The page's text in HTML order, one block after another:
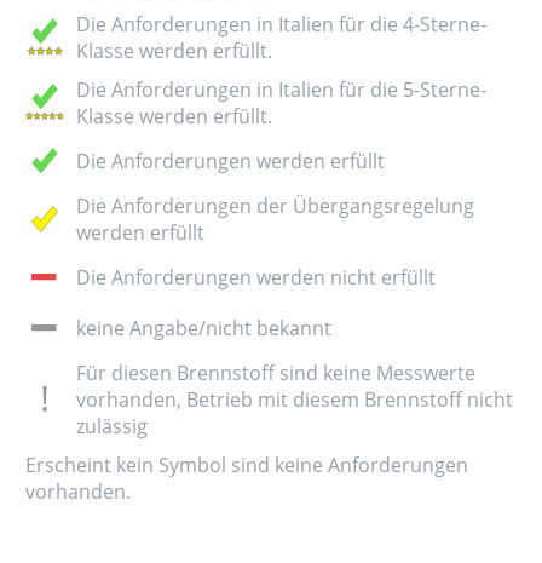
Die Anforderungen in Italien für die 4-Sterne-
Klasse werden erfüllt.
Die Anforderungen in Italien für die 5-Sterne-
Klasse werden erfüllt.
Die Anforderungen werden erfüllt
Die Anforderungen der Übergangsregelung
werden erfüllt
Die Anforderungen werden nicht erfüllt
keine Angabe/nicht bekannt
Für diesen Brennstoff sind keine Messwerte
vorhanden, Betrieb mit diesem Brennstoff nicht
zulässig
Erscheint kein Symbol sind keine Anforderungen
vorhanden.